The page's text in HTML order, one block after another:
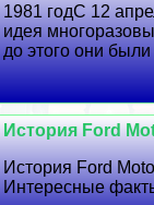
1981 годС 12
идея
до этого они
История Ford
История Ford
Интересные